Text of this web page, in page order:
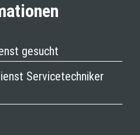
gesucht
Servicetechniker